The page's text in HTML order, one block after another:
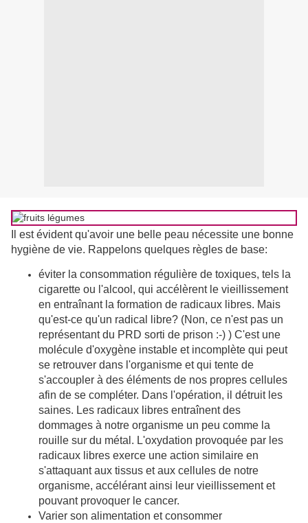
Il est évident qu'avoir une belle peau nécessite une bonne
hygiène de vie. Rappelons quelques règles de base:
éviter la consommation régulière de toxiques, tels la
cigarette ou l'alcool, qui accélèrent le vieillissement
en entraînant la formation de radicaux libres. Mais
qu'est-ce qu'un radical libre? (Non, ce n'est pas un
représentant du PRD sorti de prison :-) ) C'est une
molécule d'oxygène instable et incomplète qui peut
se retrouver dans l'organisme et qui tente de
s'accoupler à des éléments de nos propres cellules
afin de se compléter. Dans l'opération, il détruit les
saines. Les radicaux libres entraînent des
dommages à notre organisme un peu comme la
rouille sur du métal. L'oxydation provoquée par les
radicaux libres exerce une action similaire en
s'attaquant aux tissus et aux cellules de notre
organisme, accélérant ainsi leur vieillissement et
pouvant provoquer le cancer.
Varier son alimentation et consommer